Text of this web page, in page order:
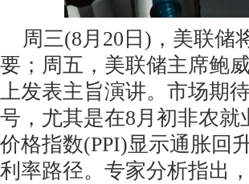
周三(8月20日)，美联储
要；周五，美联储主席鲍
上发表主旨演讲。市场期
号，尤其是在8月初非农
价格指数(PPI)显示通胀回
利率路径。专家分析指出